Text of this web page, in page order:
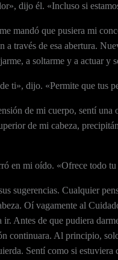
dijo él. «Incluso si
mandó que pusiera mi
a través de esa abertura.
a soltarme y a actuar y
ti», dijo. «Permite que tus
de mi cuerpo, sentí
de mi cabeza,
en mi oído. «Ofrece todo tu
sugerencias. Cualquier
Oí vagamente al
Antes de que pudiera
continuara. Al principio,
Sentí como si